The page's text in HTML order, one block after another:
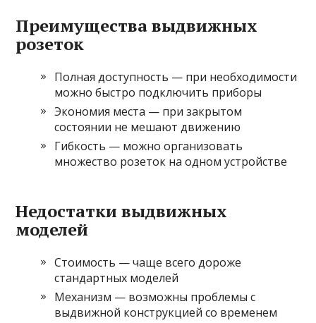
Преимущества выдвижных
розеток
Полная доступность — при необходимости
можно быстро подключить приборы
Экономия места — при закрытом
состоянии не мешают движению
Гибкость — можно организовать
множество розеток на одном устройстве
Недостатки выдвижных
моделей
Стоимость — чаще всего дороже
стандартных моделей
Механизм — возможны проблемы с
выдвижной конструкцией со временем